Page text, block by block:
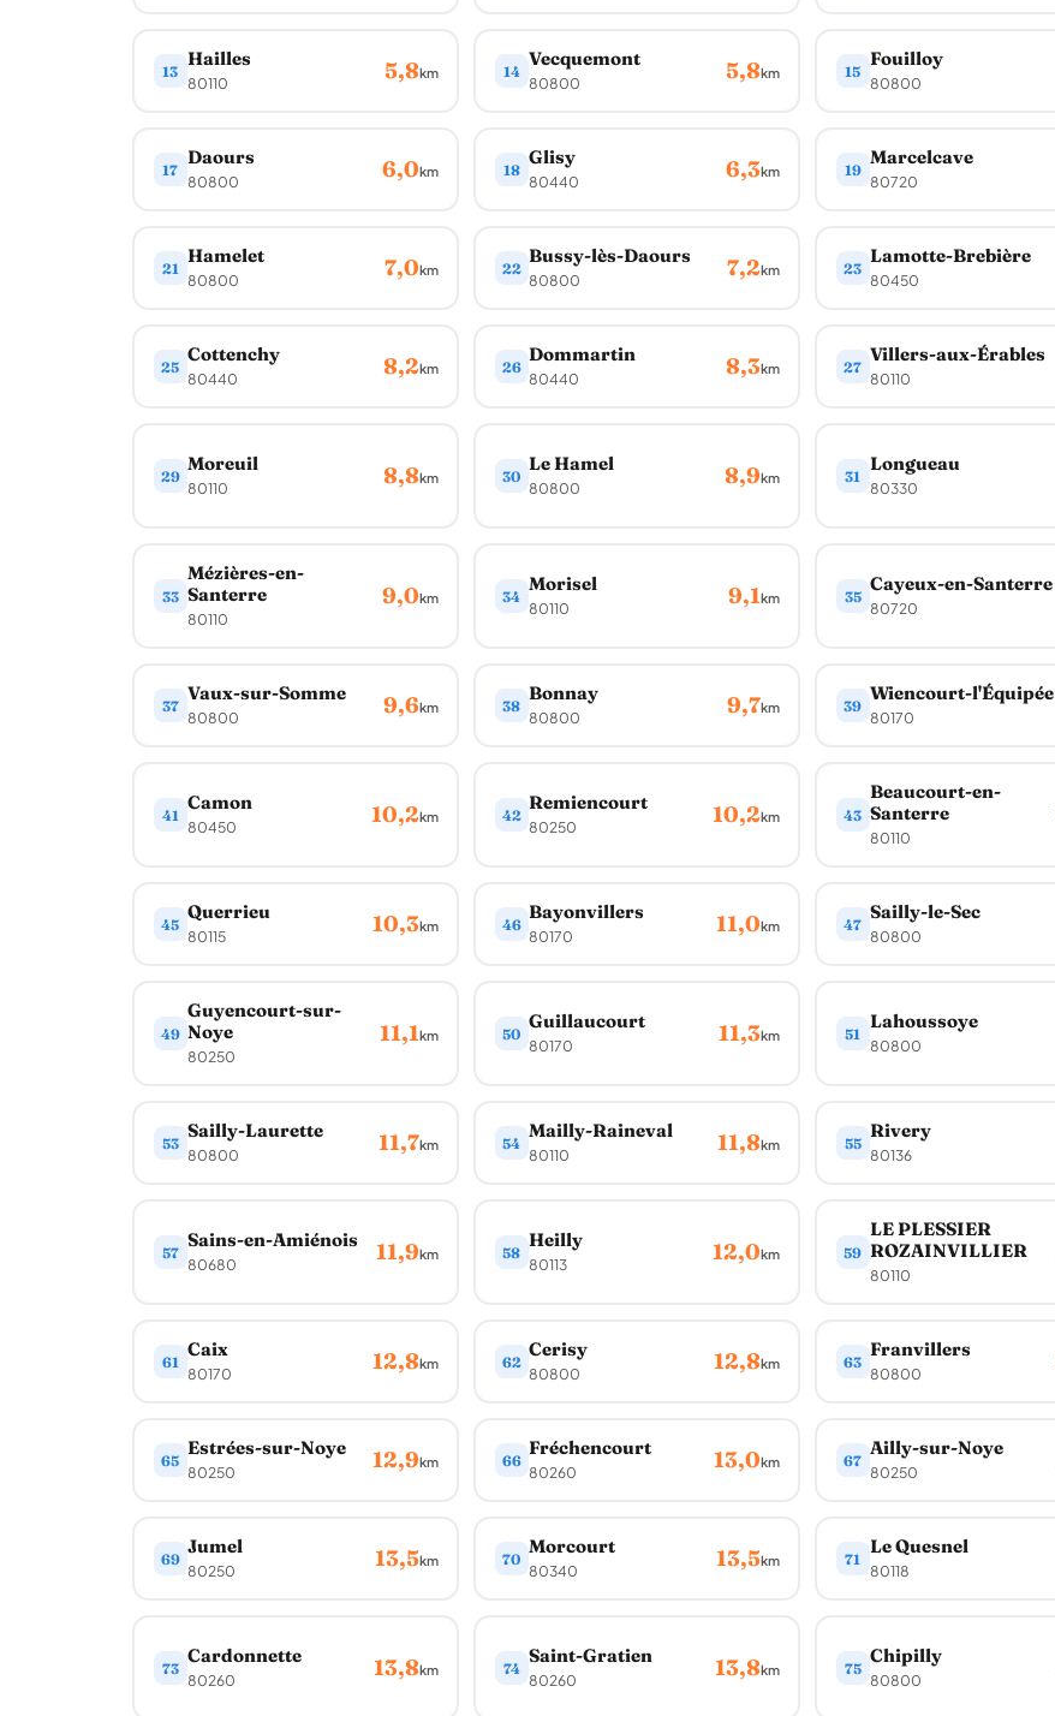
13
Hailles
80110 5,8km 14
Vecquemont
80800 5,8km 15
Fouilloy
80800
17
Daours
80800 6,0km 18
Glisy
80440 6,3km 19
Marcelcave
80720
21
Hamelet
80800 7,0km 22
Bussy-lès-Daours
80800 7,2km 23
Lamotte-Brebière
80450
25
Cottenchy
80440 8,2km 26
Dommartin
80440 8,3km 27
Villers-aux-Érables
80110
29
Moreuil
80110 8,8km 30
Le Hamel
80800 8,9km 31
Longueau
80330
33
Mézières-en-
Santerre
80110
9,0km 34
Morisel
80110 9,1km 35
Cayeux-en-Santerre
80720
37
Vaux-sur-Somme
80800 9,6km 38
Bonnay
80800 9,7km 39
Wiencourt-l'Équipée
80170
41
Camon
80450 10,2km 42
Remiencourt
80250 10,2km 43
Beaucourt-en-
Santerre
80110
45
Querrieu
80115 10,3km 46
Bayonvillers
80170 11,0km 47
Sailly-le-Sec
80800
49
Guyencourt-sur-
Noye
80250
11,1km 50
Guillaucourt
80170 11,3km 51
Lahoussoye
80800
53
Sailly-Laurette
80800 11,7km 54
Mailly-Raineval
80110 11,8km 55
Rivery
80136
57
Sains-en-Amiénois
80680 11,9km 58
Heilly
80113 12,0km 59
LE PLESSIER
ROZAINVILLIER
80110
61
Caix
80170 12,8km 62
Cerisy
80800 12,8km 63
Franvillers
80800
65
Estrées-sur-Noye
80250 12,9km 66
Fréchencourt
80260 13,0km 67
Ailly-sur-Noye
80250
69
Jumel
80250 13,5km 70
Morcourt
80340 13,5km 71
Le Quesnel
80118
73
Cardonnette
80260 13,8km 74
Saint-Gratien
80260 13,8km 75
Chipilly
80800